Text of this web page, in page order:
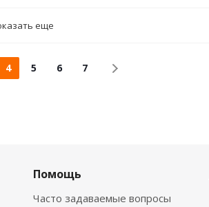
еще
4 5 6 7
Помощь
Часто задаваемые вопросы